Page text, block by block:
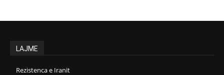
LAJME
Rezistenca e Iranit